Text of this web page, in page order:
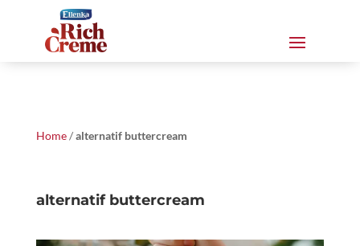
Home/alternatif buttercream
alternatif buttercream